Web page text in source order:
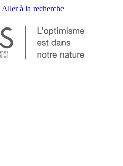
Aller à la recherche